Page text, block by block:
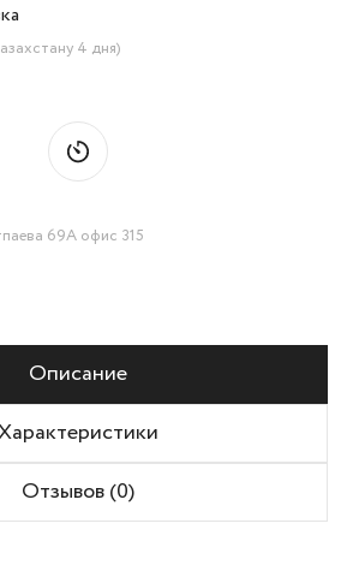
4 дня)
69А офис 315
Описание
Отзывов (0)